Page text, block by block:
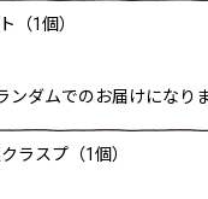
（1個）
ンダムでのお届けになり
ラスプ（1個）